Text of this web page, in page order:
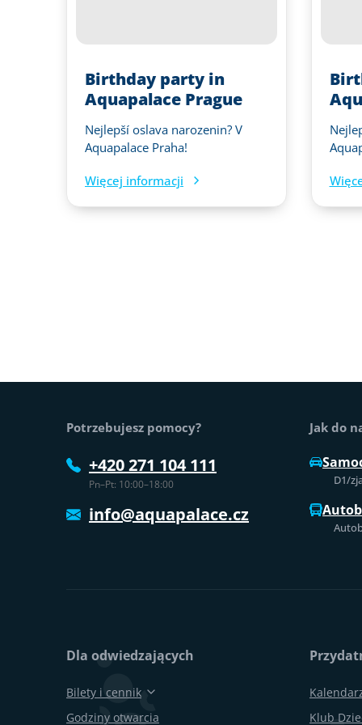
Birthday party in
Aquapalace Prague
Nejlepší oslava narozenin? V
Aquapalace Praha!
Więcej informacji
Potrzebujesz pomocy?
+420 271 104 111
Pn–Pt: 10:00–18:00
info@aquapalace.cz
Jak do
D1/
Dla odwiedzających
Bilety i cennik
Godziny otwarcia
Klub